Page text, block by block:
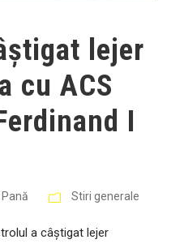
lejer
cu ACS
I
Pană Stiri generale
a câştigat lejer